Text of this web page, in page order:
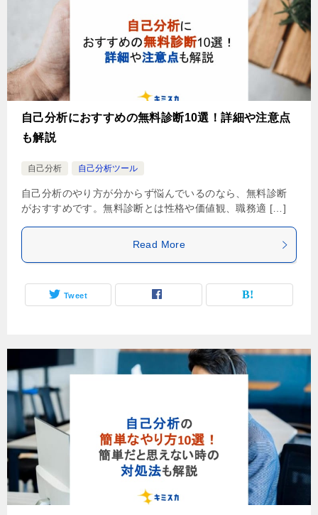
自己分析におすすめの無料診断10選！詳細や注意点
も解説
自己分析 自己分析ツール
自己分析のやり方が分からず悩んでいるのなら、無料診断
がおすすめです。無料診断とは性格や価値観、職務適 […]
Read More
Tweet